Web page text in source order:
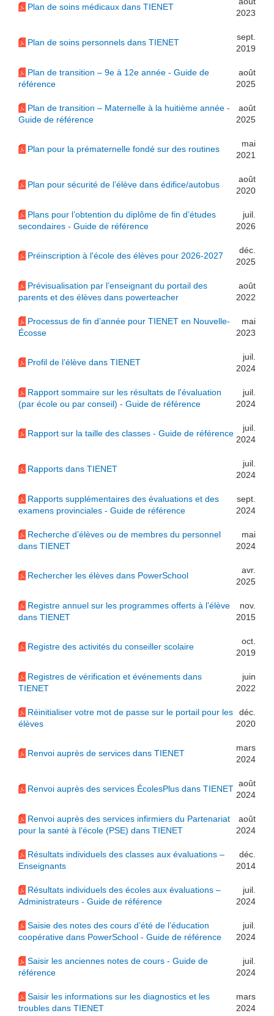
Plan de soins médicaux dans TIENET
2023
Plan de soins personnels dans TIENET
sept.
2019
Plan de transition – 9e à 12e année - Guide de
référence
août
2025
Plan de transition – Maternelle à la huitième année -
Guide de référence
août
2025
Plan pour la prématernelle fondé sur des routines
mai
2021
Plan pour sécurité de l’élève dans édifice/autobus
août
2020
Plans pour l’obtention du diplôme de fin d’études
secondaires - Guide de référence
juil.
2026
Préinscription à l'école des élèves pour 2026-2027
déc.
2025
Prévisualisation par l’enseignant du portail des
parents et des élèves dans powerteacher
août
2022
Processus de fin d’année pour TIENET en Nouvelle-
Écosse
mai
2023
Profil de l’élève dans TIENET
juil.
2024
Rapport sommaire sur les résultats de l'évaluation
(par école ou par conseil) - Guide de référence
juil.
2024
Rapport sur la taille des classes - Guide de référence
juil.
2024
Rapports dans TIENET
juil.
2024
Rapports supplémentaires des évaluations et des
examens provinciales - Guide de référence
sept.
2024
Recherche d’élèves ou de membres du personnel
dans TIENET
mai
2024
Rechercher les élèves dans PowerSchool
avr.
2025
Registre annuel sur les programmes offerts à l’élève
dans TIENET
nov.
2015
Registre des activités du conseiller scolaire
oct.
2019
Registres de vérification et événements dans
TIENET
juin
2022
Réinitialiser votre mot de passe sur le portail pour les
élèves
déc.
2020
Renvoi auprès de services dans TIENET
mars
2024
Renvoi auprès des services ÉcolesPlus dans TIENET
août
2024
Renvoi auprès des services infirmiers du Partenariat
pour la santé à l’école (PSE) dans TIENET
août
2024
Résultats individuels des classes aux évaluations –
Enseignants
déc.
2014
Résultats individuels des écoles aux évaluations –
Administrateurs - Guide de référence
juil.
2024
Saisie des notes des cours d’été de l’éducation
coopérative dans PowerSchool - Guide de référence
juil.
2024
Saisir les anciennes notes de cours - Guide de
référence
juil.
2024
Saisir les informations sur les diagnostics et les
troubles dans TIENET
mars
2024